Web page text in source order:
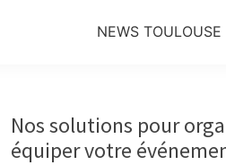
NEWS TOULOUSE
Sidebar
Nos solutions pour
équiper votre